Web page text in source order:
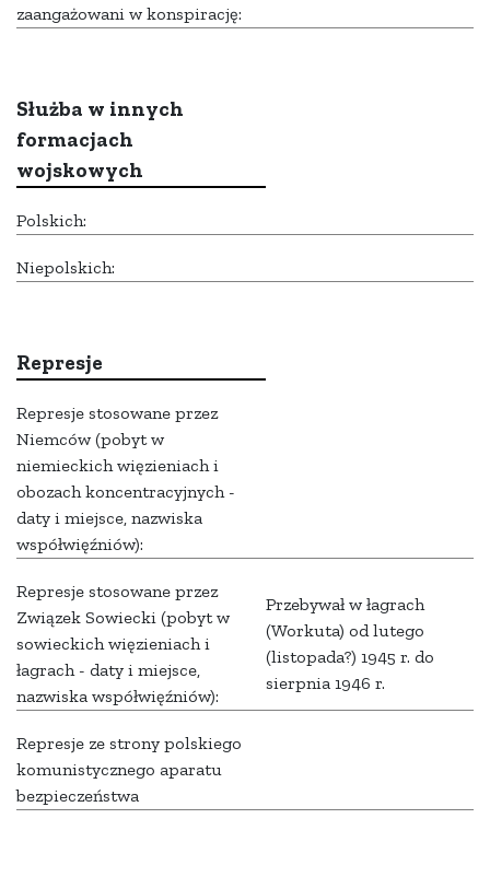
zaangażowani w konspirację:
Służba w innych
formacjach
wojskowych
Polskich:
Niepolskich:
Represje
Represje stosowane przez
Niemców (pobyt w
niemieckich więzieniach i
obozach koncentracyjnych -
daty i miejsce, nazwiska
współwięźniów):
Represje stosowane przez
Związek Sowiecki (pobyt w
sowieckich więzieniach i
łagrach - daty i miejsce,
nazwiska współwięźniów):
Przebywał w łagrach
(Workuta) od lutego
(listopada?) 1945 r. do
sierpnia 1946 r.
Represje ze strony polskiego
komunistycznego aparatu
bezpieczeństwa